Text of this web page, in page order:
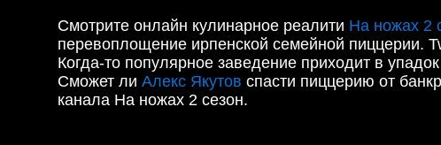
Смотрите онлайн кулинарное реалити На ножах 2
перевоплощение ирпенской семейной пиццерии.
Когда-то популярное заведение приходит в
Сможет ли Алекс Якутов спасти пиццерию от
канала На ножах 2 сезон.